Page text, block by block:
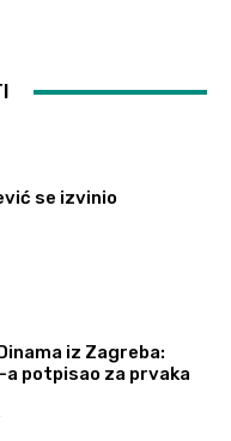
se izvinio
iz Zagreba:
a potpisao za prvaka